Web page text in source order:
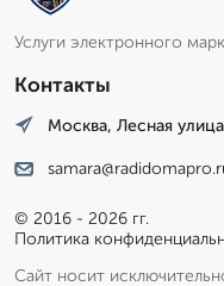
Услуги электронного
Контакты
Москва, Лесная
© 2016 - 2026 гг.
Политика
Сайт носит